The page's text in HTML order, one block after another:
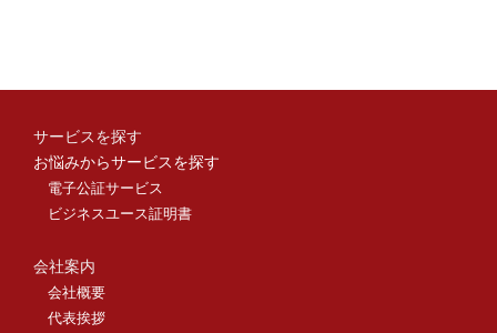
サービスを探す
お悩みからサービスを探す
電子公証サービス
ビジネスユース証明書
会社案内
会社概要
代表挨拶